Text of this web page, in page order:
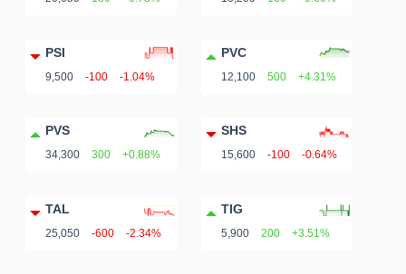
PSI
9,500 -100 -1.04%
PVC
12,100 500 +4.31%
PVS
34,300 300 +0.88%
SHS
15,600 -100 -0.64%
TAL
25,050 -600 -2.34%
TIG
5,900 200 +3.51%
chính
cụ